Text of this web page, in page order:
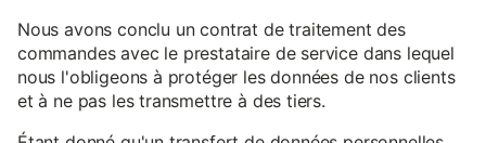
Nous avons conclu un contrat de traitement des
commandes avec le prestataire de service dans lequel
nous l'obligeons à protéger les données de nos clients
et à ne pas les transmettre à des tiers.